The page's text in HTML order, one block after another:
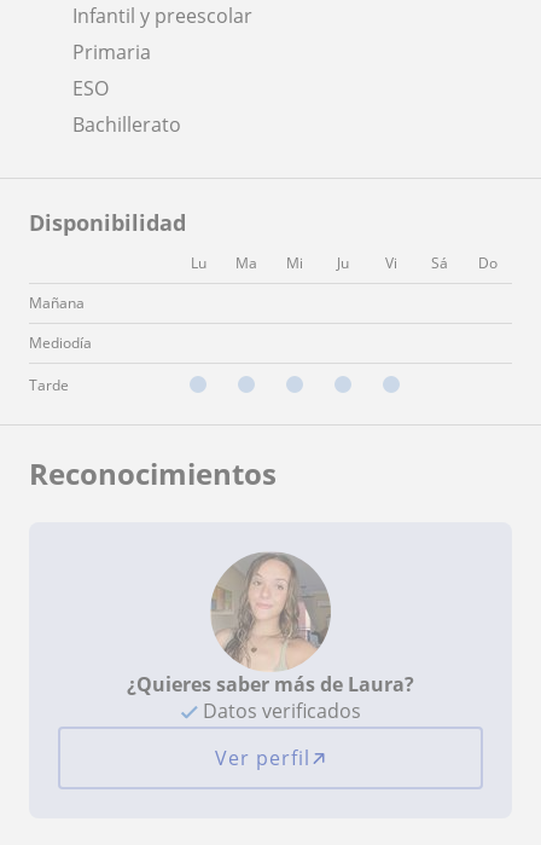
Infantil y preescolar
Primaria
ESO
Bachillerato
Disponibilidad
Lu Ma Mi Ju Vi Sá
Do
Mañana
Mediodía
Tarde
Reconocimientos
¿Quieres saber más de Laura?
Datos verificados
Ver perfil